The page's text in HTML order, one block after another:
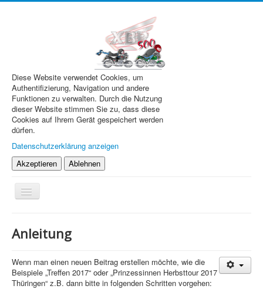
Diese Website verwendet Cookies, um
Authentifizierung, Navigation und andere
Funktionen zu verwalten. Durch die Nutzung
dieser Website stimmen Sie zu, dass diese
Cookies auf Ihrem Gerät gespeichert werden
dürfen.
Datenschutzerklärung anzeigen
Akzeptieren
Ablehnen
Navigation
an/aus
Technik
Forum
Treffen & Touren
Anleitung
Wenn man einen neuen Beitrag erstellen möchte, wie die
Beispiele „Treffen 2017“ oder „Prinzessinnen Herbsttour 2017
Thüringen“ z.B. dann bitte in folgenden Schritten vorgehen: